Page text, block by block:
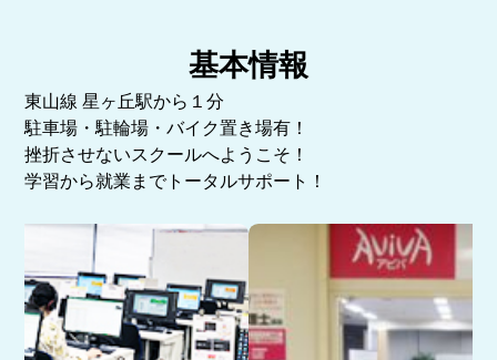
基本情報
東山線 星ヶ丘駅から１分
駐車場・駐輪場・バイク置き場有！
挫折させないスクールへようこそ！
学習から就業までトータルサポート！